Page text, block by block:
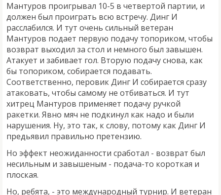
Мантуров проигрывал 10-5 в четвертой партии, и
должен был проиграть всю встречу. Динг И
расслабился. И тут очень сильный ветеран
Мантуров подает первую подачу топориком, чтобы
возврат выходил за стол и немного был завышен.
Атакует и забивает гол. Вторую подачу снова, как
бы топориком, собирается подавать.
Соответственно, перовик Динг И собирается сразу
атаковать, чтобы самому не отбиваться. И тут
хитрец Мантуров применяет подачу ручкой
ракетки. Явно мяч не подкинул как надо и были
нарушения. Ну, это так, к слову, потому как Динг И
предьявил правильно претензию.
Но эффект неожиданности сработал - возврат был
несильным и завышеным - подача-то короткая и
плоская.
Но, ребята, - это международный турнир. И ветеран